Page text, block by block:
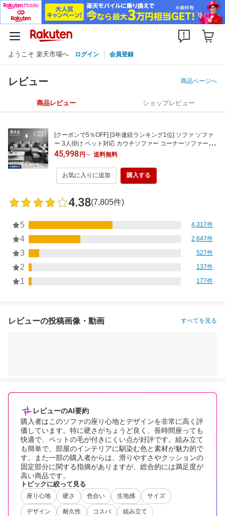
ようこそ 楽天市場へ ログイン 会員登録
レビュー 商品ページへ
商品レビュー ショップレビュー
[クーポンで5％OFF] [3年連続ランキング1位] ソファ ソファ
ー 3人掛け ペット対応 カウチソファー コーナーソファー L
字型 ソファーセット ソファセット カバーリング オットマン
付き 三人掛け
45,998円 ～ 送料無料
お気に入りに追加 購入する
4.38(7,805件)
5 4,317件
4 2,647件
3 527件
2 137件
1 177件
レビューの投稿画像・動画 すべてを見る
レビューのAI要約
購入者はこのソファの座り心地とデザインを非常に高く評
価しています。特に硬さがちょうど良く、長時間座っても
快適で、ペットの毛が付きにくい点が好評です。組み立て
も簡単で、部屋のインテリアに馴染む色と素材が魅力的で
す。また一部の購入者からは、滑りやすさやクッションの
固定部分に関する指摘がありますが、総合的には満足度が
高い商品です。
トピックに絞って見る
座り心地 硬さ 色合い 生地感 サイズ
デザイン 耐久性 コスパ 組み立て